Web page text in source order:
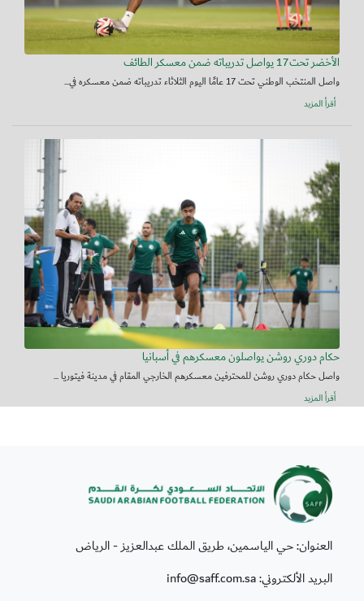
الأخضر تحت17 يواصل تدريباته ضمن معسكر الطائف
واصل المنتخب الوطني تحت 17 عامًا اليوم الثلاثاء تدريباته ضمن معسكره في...
أقرأ المزيد
حكام دوري روشن يواصلون معسكرهم في أسبانيا
واصل حكام دوري روشن للمحترفين معسكرهم الخارجي المقام في مدينة فيتوريا ...
أقرأ المزيد
العنوان: حي الياسمين، طريق الملك عبدالعزيز - الرياض
البريد الألكتروني: info@saff.com.sa